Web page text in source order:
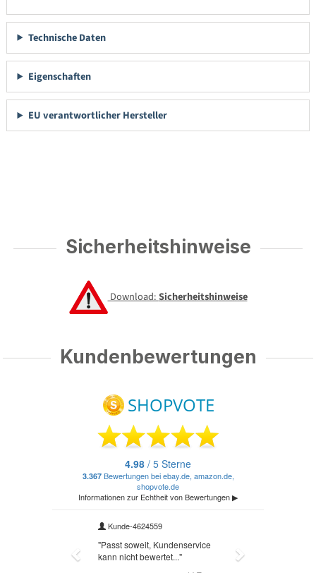
Technische Daten
Eigenschaften
EU verantwortlicher Hersteller
Sicherheitshinweise
Download:Sicherheitshinweise
Kundenbewertungen